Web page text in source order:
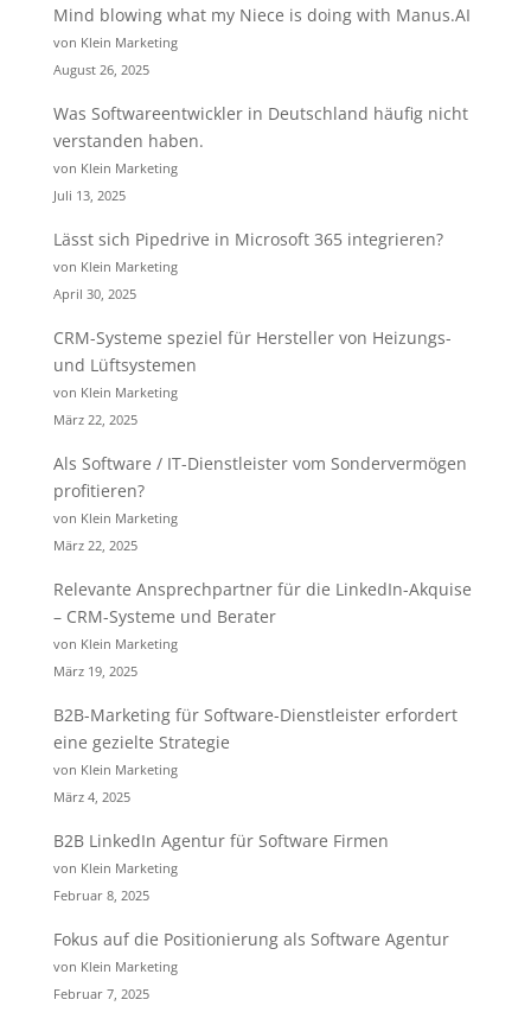
Mind blowing what my Niece is doing with Manus.AI
von Klein Marketing
August 26, 2025
Was Softwareentwickler in Deutschland häufig nicht
verstanden haben.
von Klein Marketing
Juli 13, 2025
Lässt sich Pipedrive in Microsoft 365 integrieren?
von Klein Marketing
April 30, 2025
CRM-Systeme speziel für Hersteller von Heizungs-
und Lüftsystemen
von Klein Marketing
März 22, 2025
Als Software / IT-Dienstleister vom Sondervermögen
profitieren?
von Klein Marketing
März 22, 2025
Relevante Ansprechpartner für die LinkedIn-Akquise
– CRM-Systeme und Berater
von Klein Marketing
März 19, 2025
B2B-Marketing für Software-Dienstleister erfordert
eine gezielte Strategie
von Klein Marketing
März 4, 2025
B2B LinkedIn Agentur für Software Firmen
von Klein Marketing
Februar 8, 2025
Fokus auf die Positionierung als Software Agentur
von Klein Marketing
Februar 7, 2025